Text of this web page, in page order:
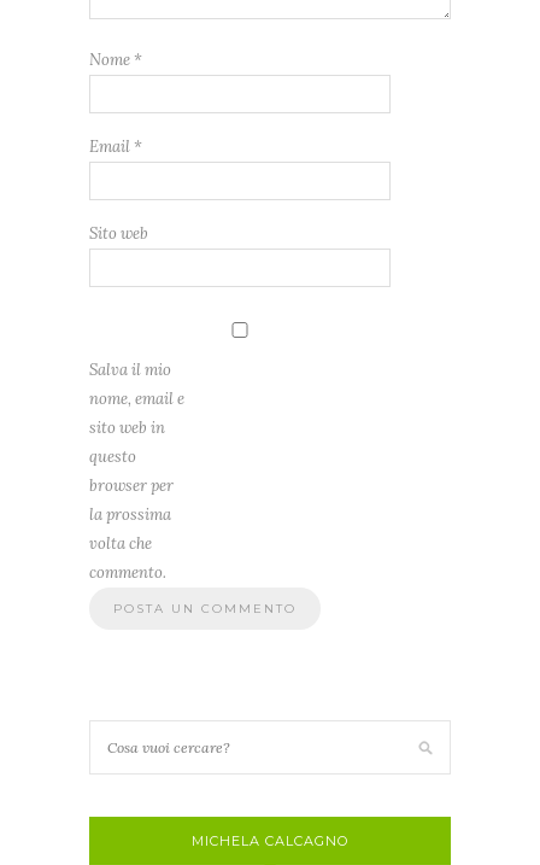
Nome *
Email *
Sito web
Salva il mio
nome, email e
sito web in
questo
browser per
la prossima
volta che
commento.
MICHELA CALCAGNO